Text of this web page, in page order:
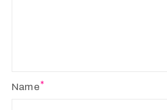
Name